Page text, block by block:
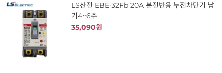
LS산전 EBE-32Fb 20A 분전반용 누전차단기 납
기4~6주
35,090원